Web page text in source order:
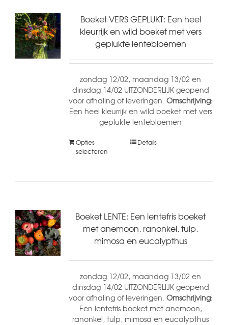
Boeket VERS GEPLUKT: Een heel
kleurrijk en wild boeket met vers
geplukte lentebloemen
zondag 12/02, maandag 13/02 en
dinsdag 14/02 UITZONDERLIJK geopend
voor afhaling of leveringen. Omschrijving:
Een heel kleurrijk en wild boeket met vers
geplukte lentebloemen
Opties
selecteren
Details
Boeket LENTE: Een lentefris boeket
met anemoon, ranonkel, tulp,
mimosa en eucalypthus
zondag 12/02, maandag 13/02 en
dinsdag 14/02 UITZONDERLIJK geopend
voor afhaling of leveringen. Omschrijving:
Een lentefris boeket met anemoon,
ranonkel, tulp, mimosa en eucalypthus